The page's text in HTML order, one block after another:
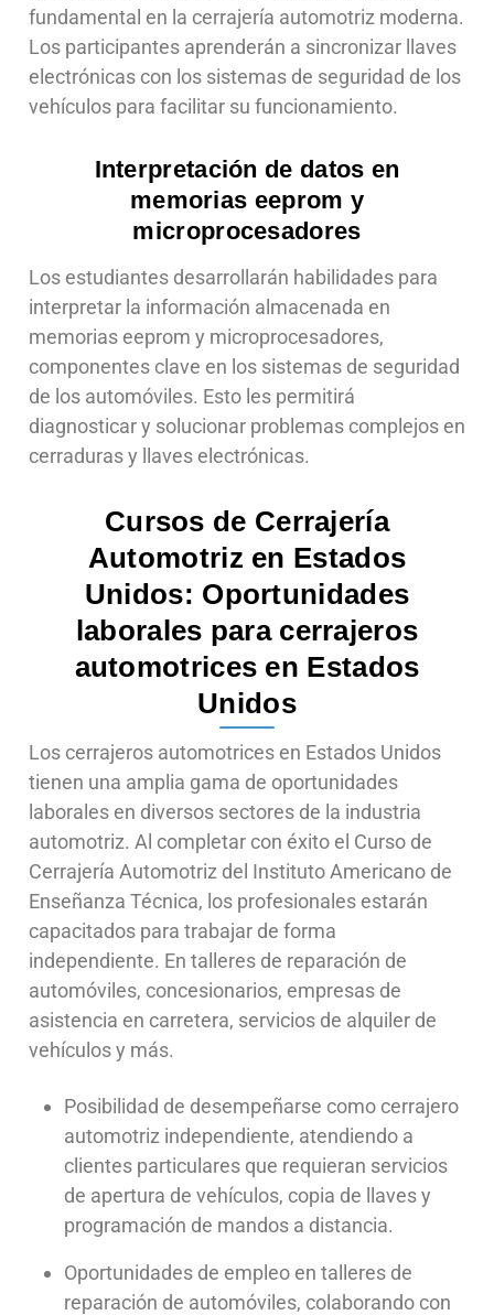
fundamental en la cerrajería automotriz moderna.
Los participantes aprenderán a sincronizar llaves
electrónicas con los sistemas de seguridad de los
vehículos para facilitar su funcionamiento.
Interpretación de datos en
memorias eeprom y
microprocesadores
Los estudiantes desarrollarán habilidades para
interpretar la información almacenada en
memorias eeprom y microprocesadores,
componentes clave en los sistemas de seguridad
de los automóviles. Esto les permitirá
diagnosticar y solucionar problemas complejos en
cerraduras y llaves electrónicas.
Cursos de Cerrajería
Automotriz en Estados
Unidos: Oportunidades
laborales para cerrajeros
automotrices en Estados
Unidos
Los cerrajeros automotrices en Estados Unidos
tienen una amplia gama de oportunidades
laborales en diversos sectores de la industria
automotriz. Al completar con éxito el Curso de
Cerrajería Automotriz del Instituto Americano de
Enseñanza Técnica, los profesionales estarán
capacitados para trabajar de forma
independiente. En talleres de reparación de
automóviles, concesionarios, empresas de
asistencia en carretera, servicios de alquiler de
vehículos y más.
Posibilidad de desempeñarse como cerrajero
automotriz independiente, atendiendo a
clientes particulares que requieran servicios
de apertura de vehículos, copia de llaves y
programación de mandos a distancia.
Oportunidades de empleo en talleres de
reparación de automóviles, colaborando con